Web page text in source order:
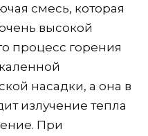
смесь, которая
высокой
процесс горения
насадки, а она в
излучение тепла
При